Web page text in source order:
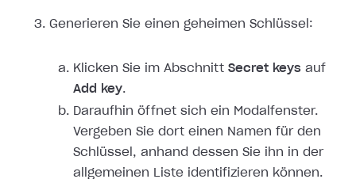
Generieren Sie einen geheimen Schlüssel:
Klicken Sie im Abschnitt Secret keys auf
Add key.
Daraufhin öffnet sich ein Modalfenster.
Vergeben Sie dort einen Namen für den
Schlüssel, anhand dessen Sie ihn in der
allgemeinen Liste identifizieren können.